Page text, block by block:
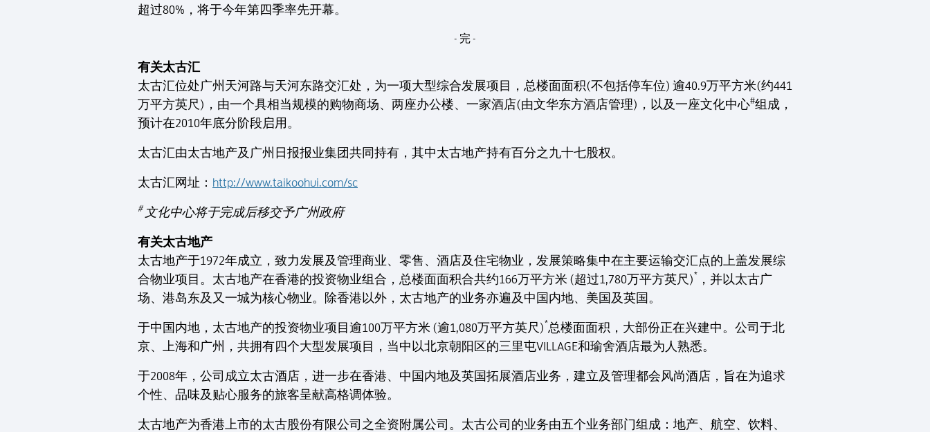
超过80%，将于今年第四季率先开幕。
- 完 -
有关太古汇
太古汇位处广州天河路与天河东路交汇处，为一项大型综合发展项目，总楼面面积(不包括停车位) 逾40.9万平方米(约441
万平方英尺)，由一个具相当规模的购物商场、两座办公楼、一家酒店(由文华东方酒店管理)，以及一座文化中心#组成，
预计在2010年底分阶段启用。
太古汇由太古地产及广州日报报业集团共同持有，其中太古地产持有百分之九十七股权。
太古汇网址： http://www.taikoohui.com/sc
#文化中心将于完成后移交予广州政府
有关太古地产
太古地产于1972年成立，致力发展及管理商业、零售、酒店及住宅物业，发展策略集中在主要运输交汇点的上盖发展综
合物业项目。太古地产在香港的投资物业组合，总楼面面积合共约166万平方米 (超过1,780万平方英尺)* ，并以太古广
场、港岛东及又一城为核心物业。除香港以外，太古地产的业务亦遍及中国内地、美国及英国。
于中国内地，太古地产的投资物业项目逾100万平方米 (逾1,080万平方英尺)*总楼面面积，大部份正在兴建中。公司于北
京、上海和广州，共拥有四个大型发展项目，当中以北京朝阳区的三里屯VILLAGE和瑜舍酒店最为人熟悉。
于2008年，公司成立太古酒店，进一步在香港、中国内地及英国拓展酒店业务，建立及管理都会风尚酒店，旨在为追求
个性、品味及贴心服务的旅客呈献高格调体验。
太古地产为香港上市的太古股份有限公司之全资附属公司。太古公司的业务由五个业务部门组成：地产、航空、饮料、